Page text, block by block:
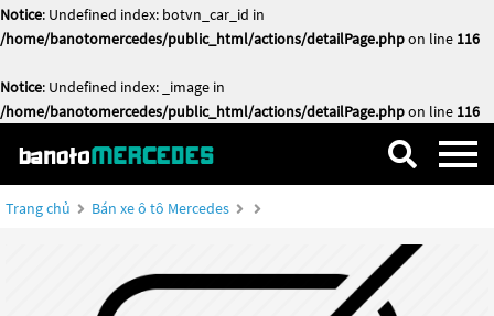
Notice: Undefined index: botvn_car_id in
/home/banotomercedes/public_html/actions/detailPage.phpon line 116
Notice: Undefined index: _image in
/home/banotomercedes/public_html/actions/detailPage.phpon line 116
Trang chủ Bán xe ô tô Mercedes